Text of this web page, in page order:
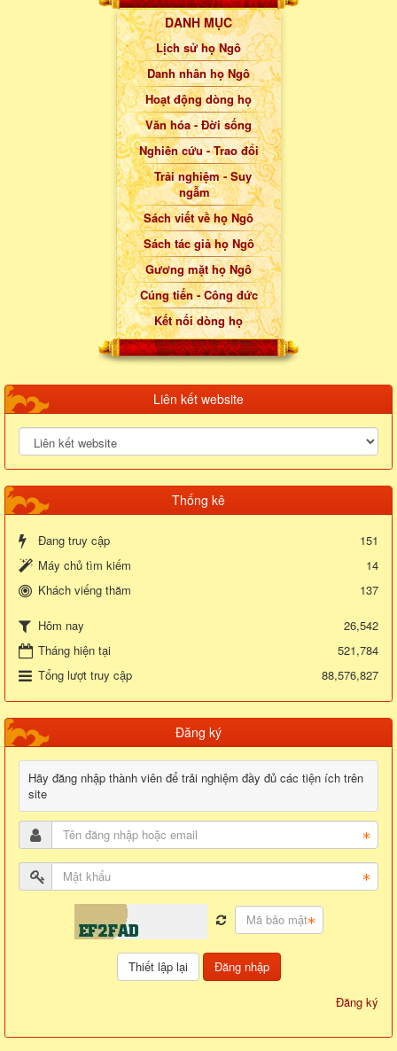
DANH MỤC
Lịch sử họ Ngô
Danh nhân họ Ngô
Hoạt động dòng họ
Văn hóa - Đời sống
Nghiên cứu - Trao đổi
Trải nghiệm - Suy
ngẫm
Sách viết về họ Ngô
Sách tác giả họ Ngô
Gương mặt họ Ngô
Cúng tiến - Công đức
Kết nối dòng họ
Liên kết website
Thống kê
Đang truy cập
151
Máy chủ tìm kiếm
14
Khách viếng thăm
137
Hôm nay
26,542
Tháng hiện tại
521,784
Tổng lượt truy cập
88,576,827
Đăng ký
Hãy đăng nhập thành viên để trải nghiệm đầy đủ các tiện ích trên
site
Đăng nhập
Đăng ký